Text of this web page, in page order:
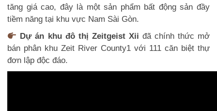
tăng giá cao, đây là một sản phẩm bất động sản đầy
tiềm năng tại khu vực Nam Sài Gòn.
Dự án khu đô thị Zeitgeist Xii đã chính thức mở
bán phân khu Zeit River County1 với 111 căn biệt thự
đơn lập độc đáo.